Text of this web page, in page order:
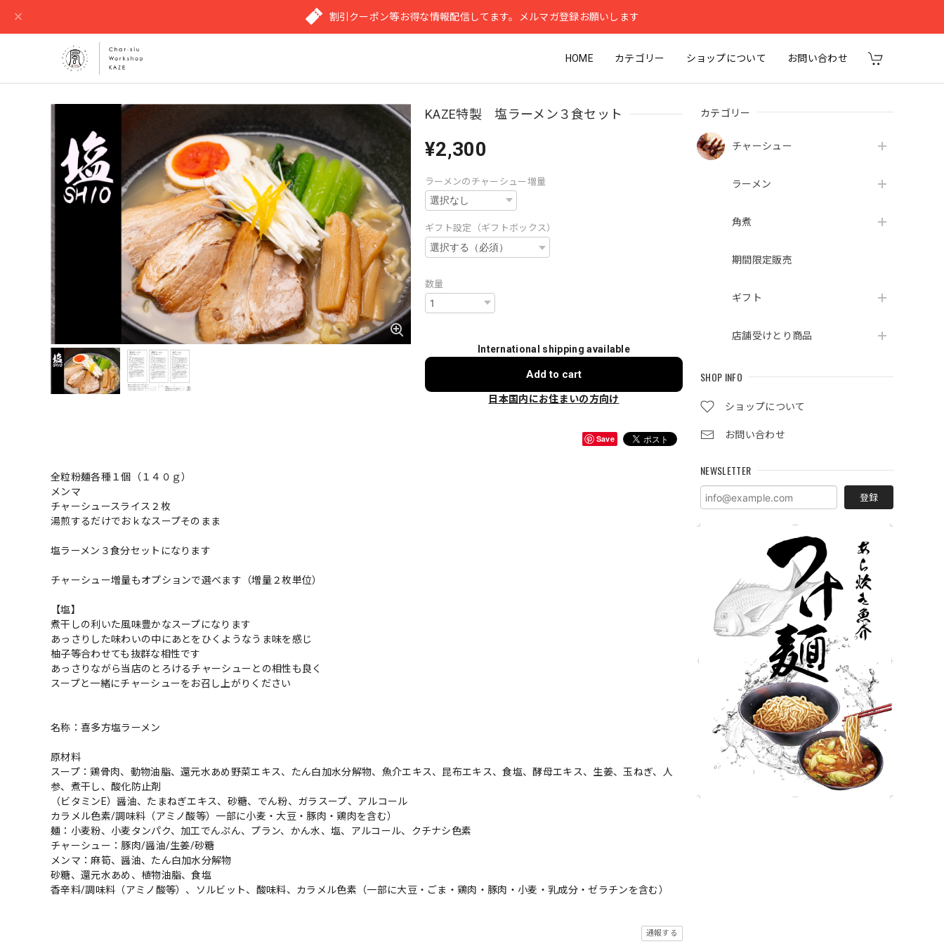
割引クーポン等お得な情報配信してます。メルマガ登録お願いします
HOME カテゴリー ショップについて お問い合わせ
カテゴリー
チャーシュー
ラーメン
角煮
期間限定販売
ギフト
店舗受けとり商品
SHOP INFO
ショップについて
お問い合わせ
NEWSLETTER
登録
KAZE特製 塩ラーメン３食セット
¥2,300
ラーメンのチャーシュー増量
ギフト設定（ギフトボックス）
数量
International shipping available
Add to cart
日本国内にお住まいの方向け
Save
全粒粉麺各種１個（１４０ｇ）
メンマ
チャーシュースライス２枚
湯煎するだけでおｋなスープそのまま
塩ラーメン３食分セットになります
チャーシュー増量もオプションで選べます（増量２枚単位）
【塩】
煮干しの利いた風味豊かなスープになります
あっさりした味わいの中にあとをひくようなうま味を感じ
柚子等合わせても抜群な相性です
あっさりながら当店のとろけるチャーシューとの相性も良く
スープと一緒にチャーシューをお召し上がりください
名称：喜多方塩ラーメン
原材料
スープ：鶏骨肉、動物油脂、還元水あめ野菜エキス、たん白加水分解物、魚介エキス、昆布エキス、食塩、酵母エキス、生姜、玉ねぎ、人
参、煮干し、酸化防止剤
（ビタミンE）醤油、たまねぎエキス、砂糖、でん粉、ガラスープ、アルコール
カラメル色素/調味料（アミノ酸等）一部に小麦・大豆・豚肉・鶏肉を含む）
麺：小麦粉、小麦タンパク、加工でんぷん、プラン、かん水、塩、アルコール、クチナシ色素
チャーシュー：豚肉/醤油/生姜/砂糖
メンマ：麻筍、醤油、たん白加水分解物
砂糖、還元水あめ、植物油脂、食塩
香辛料/調味料（アミノ酸等）、ソルビット、酸味料、カラメル色素（一部に大豆・ごま・鶏肉・豚肉・小麦・乳成分・ゼラチンを含む）
通報する